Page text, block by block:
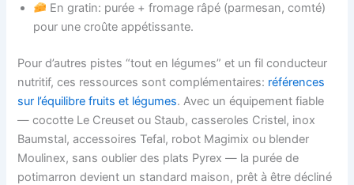
En gratin: purée + fromage râpé (parmesan, comté)
pour une croûte appétissante.
Pour d’autres pistes “tout en légumes” et un fil conducteur
nutritif, ces ressources sont complémentaires: références
sur l’équilibre fruits et légumes. Avec un équipement fiable
— cocotte Le Creuset ou Staub, casseroles Cristel, inox
Baumstal, accessoires Tefal, robot Magimix ou blender
Moulinex, sans oublier des plats Pyrex — la purée de
potimarron devient un standard maison, prêt à être décliné